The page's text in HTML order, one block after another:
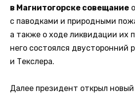
в Магнитогорске совещание
с паводками и природными
а также о ходе ликвидации их
него состоялся двусторонний
и Текслера.
Далее президент открыл